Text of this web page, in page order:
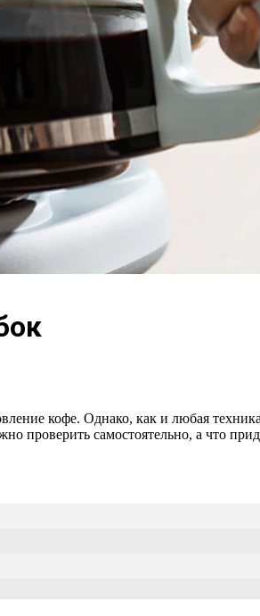
кофе. Однако, как и любая
проверить самостоятельно, а что